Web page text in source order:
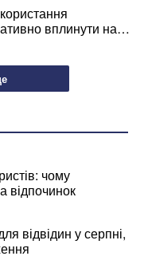
вплинути на
чому
відпочинок
відвідин у серпні,